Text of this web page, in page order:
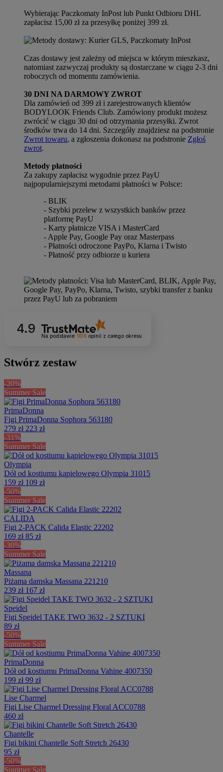
Wybierając Paczkomaty InPost lub Punkt Odbioru DHL
zapłacisz 15,00 zł za przesyłkę poniżej 399 zł.
Czas dostawy jest zależny od miejsca w którym mieszkasz,
natomiast zazwyczaj produkty są dostarczane w ciągu 2-3 dni
roboczych od momentu zamówienia.
30 DNI NA DARMOWY ZWROT
Dla zamówień od 399 zł i zarejestrowanych klientów
BODYLOOK Friends Club. Zamówiony produkt możesz
zwrócić w ciągu 30 dni od otrzymania przesyłki. Zwrot
środków trwa do 14 dni. Szczegóły znajdziesz na podstronie
Zwrot towaru, a zgłoszenia dokonasz na podstronie Zgłoś
zwrot.
Metody płatności
Za zakupy zapłacisz wygodnie przez PayU
najpopularniejszymi metodami płatności w Polsce:
- BLIK
- Szybki przelew z wszystkich banków przez
platformę PayU
- Karty płatnicze VISA i MasterCard
- Apple Pay, Google Pay oraz Masterpass
- Płatności odroczone PayPo, Klarna i Twisto
- Płatność przy odbiorze u kuriera
4.9
Na podstawie 1616opinii z całego okresu
Stwórz zestaw
-20%
Summer Sale
PrimaDonna
Figi PrimaDonna Sophora 563180
279 zł 223 zł
-31%
Summer Sale
Olympia
Dół od kostiumu kąpielowego Olympia 31015
159 zł 109 zł
-50%
Summer Sale
CALIDA
Figi 2-PACK Calida Elastic 22202
169 zł 85 zł
-30%
Summer Sale
Massana
Piżama damska Massana 221210
239 zł 167 zł
Speidel
Figi Speidel TAKE TWO 3632 - 2 SZTUKI
89 zł
-50%
Summer Sale
PrimaDonna
Dół od kostiumu PrimaDonna Vahine 4007350
199 zł 99 zł
Lise Charmel
Figi Lise Charmel Dressing Floral ACC0788
460 zł
Chantelle
Figi bikini Chantelle Soft Stretch 26430
95 zł
-50%
Summer Sale